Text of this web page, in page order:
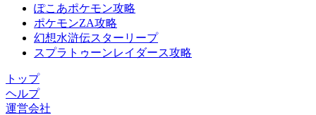
ぽこあポケモン攻略
ポケモンZA攻略
幻想水滸伝スターリープ
スプラトゥーンレイダース攻略
トップ
ヘルプ
運営会社